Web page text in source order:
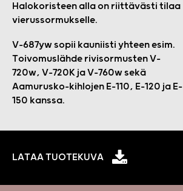
Halokoristeen alla on riittävästi tilaa
vierussormukselle.
V-687yw sopii kauniisti yhteen esim.
Toivomuslähde rivisormusten V-
720w, V-720K ja V-760w sekä
Aamurusko-kihlojen E-110, E-120 ja E-
150 kanssa.
LATAA TUOTEKUVA